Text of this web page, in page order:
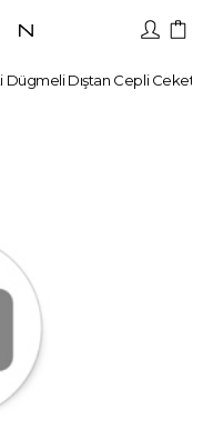
Dügmeli Dıştan Cepli Ceket